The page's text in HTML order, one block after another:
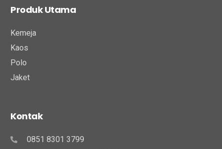
Produk Utama
Kemeja
Kaos
Polo
Jaket
Kontak
0851 8301 3799